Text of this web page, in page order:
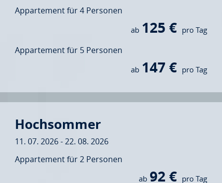
Appartement für 4 Personen
ab 125 € pro Tag
Appartement für 5 Personen
ab 147 € pro Tag
Hochsommer
11. 07. 2026 - 22. 08. 2026
Appartement für 2 Personen
ab 92 € pro Tag